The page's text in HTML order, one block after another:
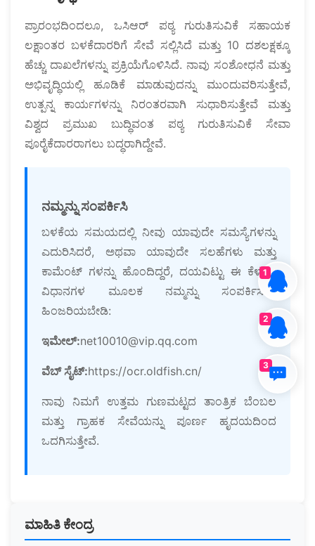
ಮಾಹಿತಿ ಕೇಂದ್ರ
ಪ್ರಾರಂಭದಿಂದಲೂ, ಒಸಿಆರ್ ಪಠ್ಯ ಗುರುತಿಸುವಿಕೆ ಸಹಾಯಕ
ಲಕ್ಷಾಂತರ ಬಳಕೆದಾರರಿಗೆ ಸೇವೆ ಸಲ್ಲಿಸಿದೆ ಮತ್ತು 10 ದಶಲಕ್ಷಕ್ಕೂ
ಹೆಚ್ಚು ದಾಖಲೆಗಳನ್ನು ಪ್ರಕ್ರಿಯೆಗೊಳಿಸಿದೆ. ನಾವು ಸಂಶೋಧನೆ ಮತ್ತು
ಅಭಿವೃದ್ಧಿಯಲ್ಲಿ ಹೂಡಿಕೆ ಮಾಡುವುದನ್ನು ಮುಂದುವರಿಸುತ್ತೇವೆ,
ಉತ್ಪನ್ನ ಕಾರ್ಯಗಳನ್ನು ನಿರಂತರವಾಗಿ ಸುಧಾರಿಸುತ್ತೇವೆ ಮತ್ತು
ವಿಶ್ವದ ಪ್ರಮುಖ ಬುದ್ಧಿವಂತ ಪಠ್ಯ ಗುರುತಿಸುವಿಕೆ ಸೇವಾ
ಪೂರೈಕೆದಾರರಾಗಲು ಬದ್ಧರಾಗಿದ್ದೇವೆ.
ನಮ್ಮನ್ನು ಸಂಪರ್ಕಿಸಿ
ಬಳಕೆಯ ಸಮಯದಲ್ಲಿ ನೀವು ಯಾವುದೇ ಸಮಸ್ಯೆಗಳನ್ನು
ಎದುರಿಸಿದರೆ, ಅಥವಾ ಯಾವುದೇ ಸಲಹೆಗಳು ಮತ್ತು
ಕಾಮೆಂಟ್ ಗಳನ್ನು ಹೊಂದಿದ್ದರೆ, ದಯವಿಟ್ಟು ಈ ಕೆಳಗಿನ
ವಿಧಾನಗಳ ಮೂಲಕ ನಮ್ಮನ್ನು ಸಂಪರ್ಕಿಸಲು
ಹಿಂಜರಿಯಬೇಡಿ:
ಇಮೇಲ್:net10010@vip.qq.com
ವೆಬ್ ಸೈಟ್:https://ocr.oldfish.cn/
ನಾವು ನಿಮಗೆ ಉತ್ತಮ ಗುಣಮಟ್ಟದ ತಾಂತ್ರಿಕ ಬೆಂಬಲ
ಮತ್ತು ಗ್ರಾಹಕ ಸೇವೆಯನ್ನು ಪೂರ್ಣ ಹೃದಯದಿಂದ
ಒದಗಿಸುತ್ತೇವೆ.
1
2
3